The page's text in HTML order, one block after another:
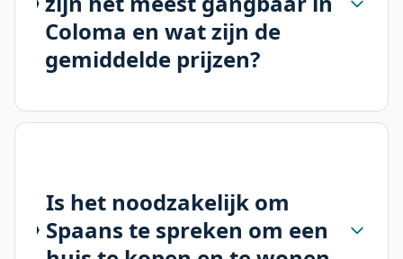
Coloma en wat zijn de
gemiddelde prijzen?
Is het noodzakelijk om
Spaans te spreken om een